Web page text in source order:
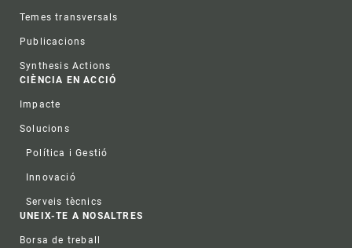
Temes transversals
Publicacions
Synthesis Actions
CIÈNCIA EN ACCIÓ
Impacte
Solucions
Política i Gestió
Innovació
Serveis tècnics
UNEIX-TE A NOSALTRES
Borsa de treball